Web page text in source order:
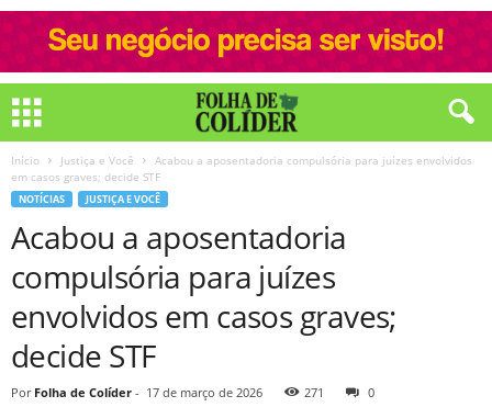
Início Justiça e Você
Acabou a aposentadoria compulsória para juízes envolvidos
em casos graves; decide STF
NOTÍCIAS JUSTIÇA E VOCÊ
Acabou a aposentadoria
compulsória para juízes
envolvidos em casos graves;
decide STF
Por Folha de Colíder - 17 de março de 2026 271 0